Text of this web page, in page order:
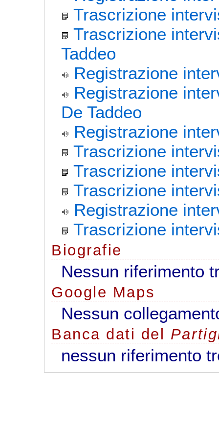
Trascrizione
Trascrizione
Taddeo
Registrazione
Registrazione
De Taddeo
Registrazione
Trascrizione
Trascrizione
Trascrizione
Registrazione
Trascrizione
Biografie
Nessun riferimento
Goog e Maps
Nessun
Banca dati del
nessun riferimento